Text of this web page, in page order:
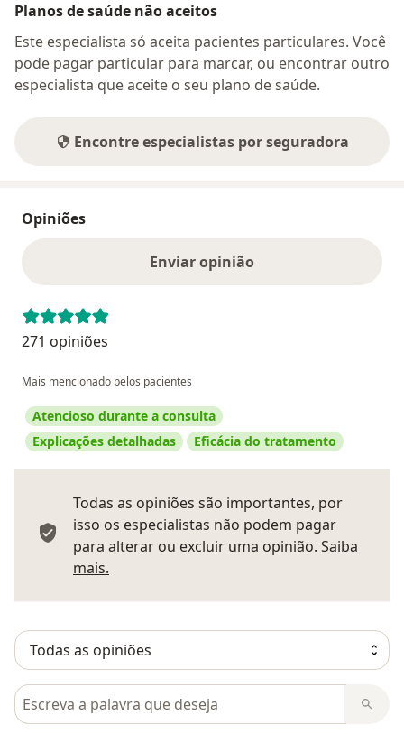
Planos de saúde não aceitos
Este especialista só aceita pacientes particulares. Você
pode pagar particular para marcar, ou encontrar outro
especialista que aceite o seu plano de saúde.
Encontre especialistas por seguradora
Opiniões
Enviar opinião
271 opiniões
Mais mencionado pelos pacientes
Atencioso durante a consulta
Explicações detalhadas
Eficácia do tratamento
Todas as opiniões são importantes, por
isso os especialistas não podem pagar
para alterar ou excluir uma opinião. Saiba
mais.
Pesquisar em opiniões